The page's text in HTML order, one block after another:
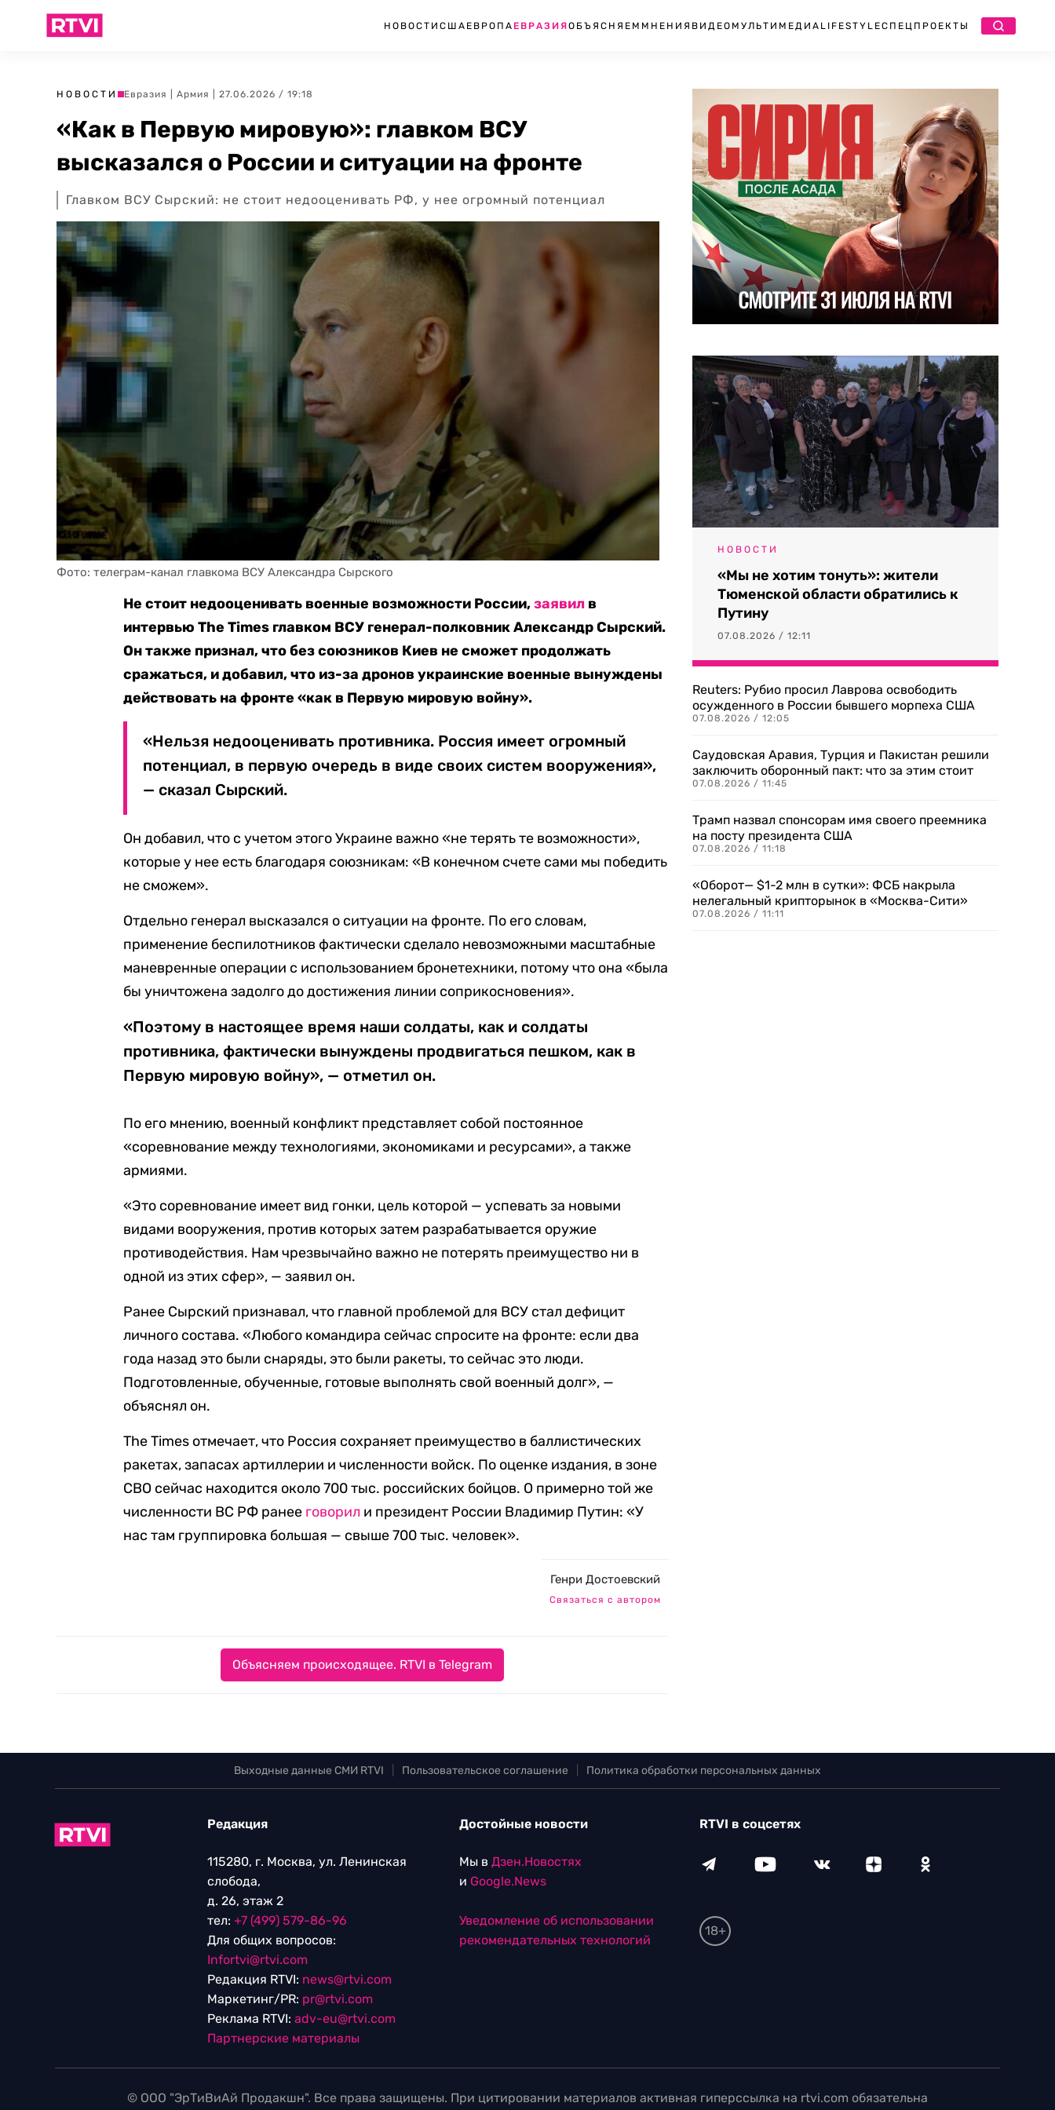
НОВОСТИ США ЕВРОПА ЕВРАЗИЯОБЪЯСНЯЕМ МНЕНИЯ ВИДЕО МУЛЬТИМЕДИА LIFESTYLEСПЕЦПРОЕКТЫ
НОВОСТИ Евразия Армия | 27.06.2026 / 19:18
«Как в Первую мировую»: главком ВСУ
высказался о России и ситуации на фронте
Главком ВСУ Сырский: не стоит недооценивать РФ, у нее огромный потенциал
Фото: телеграм-канал главкома ВСУ Александра Сырского
Не стоит недооценивать военные возможности России,заявил в
интервью The Times главком ВСУ генерал-полковник Александр Сырский.
Он также признал, что без союзников Киев не сможет продолжать
сражаться, и добавил, что из-за дронов украинские военные вынуждены
действовать на фронте «как в Первую мировую войну».
«Нельзя недооценивать противника. Россия имеет огромный
потенциал, в первую очередь в виде своих систем вооружения»,
— сказал Сырский.
Он добавил, что с учетом этого Украине важно «не терять те возможности»,
которые у нее есть благодаря союзникам: «В конечном счете сами мы победить
не сможем».
Отдельно генерал высказался о ситуации на фронте. По его словам,
применение беспилотников фактически сделало невозможными масштабные
маневренные операции с использованием бронетехники, потому что она «была
бы уничтожена задолго до достижения линии соприкосновения».
«Поэтому в настоящее время наши солдаты, как и солдаты
противника, фактически вынуждены продвигаться пешком, как в
Первую мировую войну», — отметил он.
По его мнению, военный конфликт представляет собой постоянное
«соревнование между технологиями, экономиками и ресурсами», а также
армиями.
«Это соревнование имеет вид гонки, цель которой — успевать за новыми
видами вооружения, против которых затем разрабатывается оружие
противодействия. Нам чрезвычайно важно не потерять преимущество ни в
одной из этих сфер», — заявил он.
Ранее Сырский признавал, что главной проблемой для ВСУ стал дефицит
личного состава. «Любого командира сейчас спросите на фронте: если два
года назад это были снаряды, это были ракеты, то сейчас это люди.
Подготовленные, обученные, готовые выполнять свой военный долг», —
объяснял он.
The Times отмечает, что Россия сохраняет преимущество в баллистических
ракетах, запасах артиллерии и численности войск. По оценке издания, в зоне
СВО сейчас находится около 700 тыс. российских бойцов. О примерно той же
численности ВС РФ ранее говорил и президент России Владимир Путин: «У
нас там группировка большая — свыше 700 тыс. человек».
Генри Достоевский
Связаться с автором
Объясняем происходящее. RTVI в Telegram
НОВОСТИ
«Мы не хотим тонуть»: жители
Тюменской области обратились к
Путину
07.08.2026 / 12:11
Reuters: Рубио просил Лаврова освободить
осужденного в России бывшего морпеха США
07.08.2026 / 12:05
Саудовская Аравия, Турция и Пакистан решили
заключить оборонный пакт: что за этим стоит
07.08.2026 / 11:45
Трамп назвал спонсорам имя своего преемника
на посту президента США
07.08.2026 / 11:18
«Оборот— $1-2 млн в сутки»: ФСБ накрыла
нелегальный крипторынок в «Москва-Сити»
07.08.2026 / 11:11
Выходные данные СМИ RTVI Пользовательское соглашение Политика обработки персональных данных
Редакция
115280, г. Москва, ул. Ленинская
слобода,
д. 26, этаж 2
тел: +7 (499) 579-86-96
Для общих вопросов:
Infortvi@rtvi.com
Редакция RTVI: news@rtvi.com
Маркетинг/PR: pr@rtvi.com
Реклама RTVI: adv-eu@rtvi.com
Партнерские материалы
Достойные новости
Мы в Дзен.Новостях
и Google.News
Уведомление об использовании
рекомендательных технологий
RTVI в соцсетях
18+
© ООО "ЭрТиВиАй Продакшн". Все права защищены. При цитировании материалов активная гиперссылка на rtvi.com обязательна